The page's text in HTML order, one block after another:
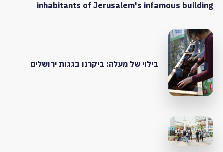
inhabitants of Jerusalem's infamous building
בילוי של מעלה: ביקרנו בגגות ירושלים